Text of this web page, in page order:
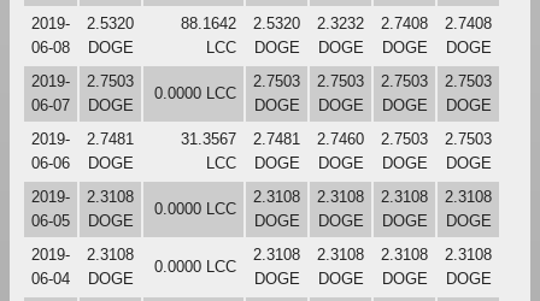
2019-
06-08
2.5320
DOGE
88.1642
LCC
2.5320
DOGE
2.3232
DOGE
2.7408
DOGE
2.7408
DOGE
2019-
06-07
2.7503
DOGE
0.0000 LCC
2.7503
DOGE
2.7503
DOGE
2.7503
DOGE
2.7503
DOGE
2019-
06-06
2.7481
DOGE
31.3567
LCC
2.7481
DOGE
2.7460
DOGE
2.7503
DOGE
2.7503
DOGE
2019-
06-05
2.3108
DOGE
0.0000 LCC
2.3108
DOGE
2.3108
DOGE
2.3108
DOGE
2.3108
DOGE
2019-
06-04
2.3108
DOGE
0.0000 LCC
2.3108
DOGE
2.3108
DOGE
2.3108
DOGE
2.3108
DOGE